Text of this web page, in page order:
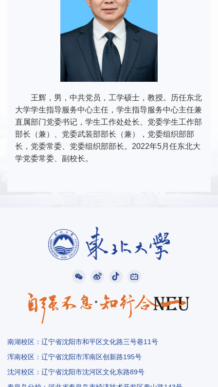
王辉，男，中共党员，工学硕士，教授。历任东北
大学学生指导服务中心主任，学生指导服务中心主任兼
直属部门党委书记，学生工作处处长、党委学生工作部
部长（兼）、党委武装部部长（兼），党委组织部部
长，党委常委、党委组织部部长。2022年5月任东北大
学党委常委、副校长。
南湖校区：辽宁省沈阳市和平区文化路三号巷11号
浑南校区：辽宁省沈阳市浑南区创新路195号
沈河校区：辽宁省沈阳市沈河区文化东路89号